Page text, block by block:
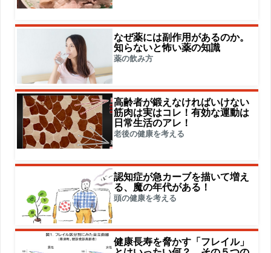
なぜ薬には副作用があるのか。
知らないと怖い薬の知識
薬の飲み方
高齢者が鍛えなければいけない
筋肉は実はコレ！有効な運動は
日常生活のアレ！
老後の健康を考える
認知症が急カーブを描いて増え
る、魔の年代がある！
頭の健康を考える
健康長寿を脅かす「フレイル」